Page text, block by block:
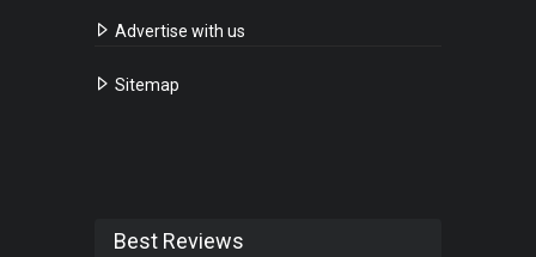
Advertise with us
Sitemap
Best Reviews